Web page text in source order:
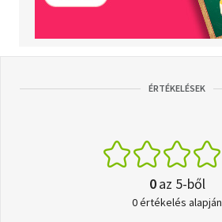
ÉRTÉKELÉSEK
0az 5-ből
0 értékelés alapján